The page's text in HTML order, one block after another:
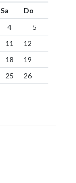
Sa
Do
4
5
11
12
18
19
25
26